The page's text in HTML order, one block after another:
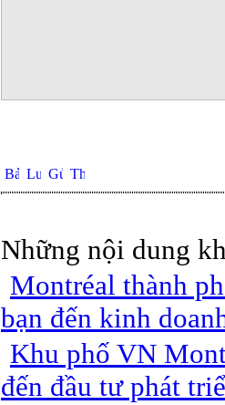
Những nội dung
Montréal thành
bạn đến kinh
Khu phố VN
đến đầu tư phát